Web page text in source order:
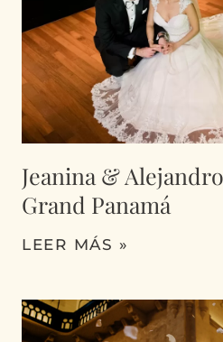
Jeanina &
Grand Panamá
LEER MÁS »